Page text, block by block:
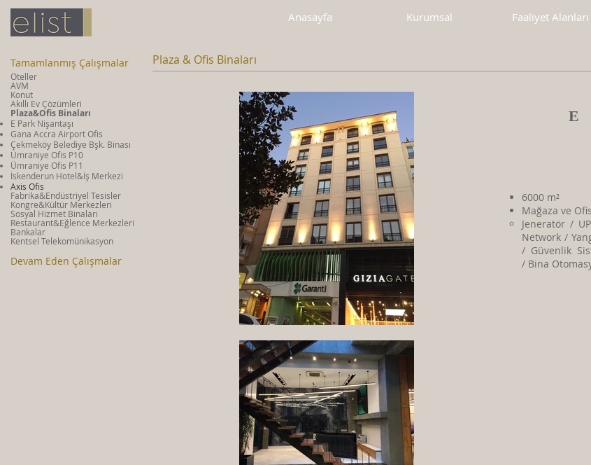
Tamamlanmış Çalışmalar
Oteller
AVM
Konut
Akıllı Ev Çözümleri
Plaza&Ofis Binaları
E Park Nişantaşı
Gana Accra Airport Ofis
Çekmeköy Belediye Bşk. Binası
Ümraniye Ofis P10
Ümraniye Ofis P11
İskenderun Hotel&İş Merkezi
Axis Ofis
Fabrika&Endüstriyel Tesisler
Kongre&Kültür Merkezleri
Sosyal Hizmet Binaları
Restaurant&Eğlence Merkezleri
Bankalar
Kentsel Telekomünikasyon
Devam Eden Çalışmalar
Anasayfa Kurumsal Faaliyet Alanları
Plaza & Ofis Binaları
E
6000 m²
Mağaza ve
Jeneratör /
Network /
/ Güvenlik
/ Bina